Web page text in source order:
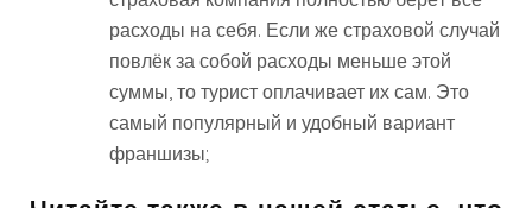
расходы на себя. Если же страховой случай
повлёк за собой расходы меньше этой
суммы, то турист оплачивает их сам. Это
самый популярный и удобный вариант
франшизы;